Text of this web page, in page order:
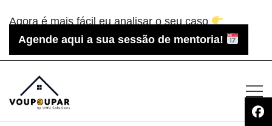
para
conteúdo
Agora é mais fácil eu analisar o seu caso
Agende aqui a sua sessão de mentoria!